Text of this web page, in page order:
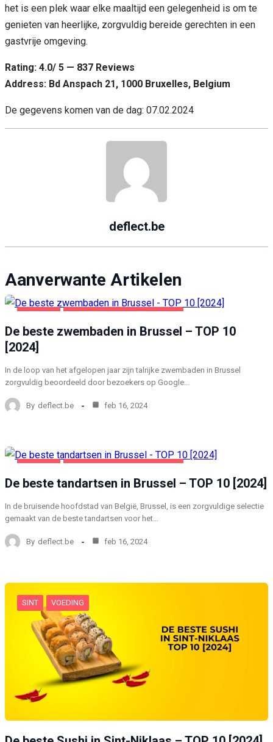
het is een plek waar elke maaltijd een gelegenheid is om te
genieten van heerlijke, zorgvuldig bereide gerechten in een
gastvrije omgeving.
Rating: 4.0/ 5 — 837 Reviews
Address: Bd Anspach 21, 1000 Bruxelles, Belgium
De gegevens komen van de dag: 07.02.2024
deflect.be
Aanverwante Artikelen
De beste zwembaden in Brussel – TOP 10
[2024]
In de loop van het afgelopen jaar zijn talrijke zwembaden in Brussel
zorgvuldig beoordeeld door bezoekers op Google…
By deflect.be feb 16, 2024
De beste tandartsen in Brussel – TOP 10 [2024]
In de bruisende hoofdstad van België, Brussel, is een zorgvuldige selectie
gemaakt van de beste tandartsen voor het…
By deflect.be feb 16, 2024
SINT VOEDING